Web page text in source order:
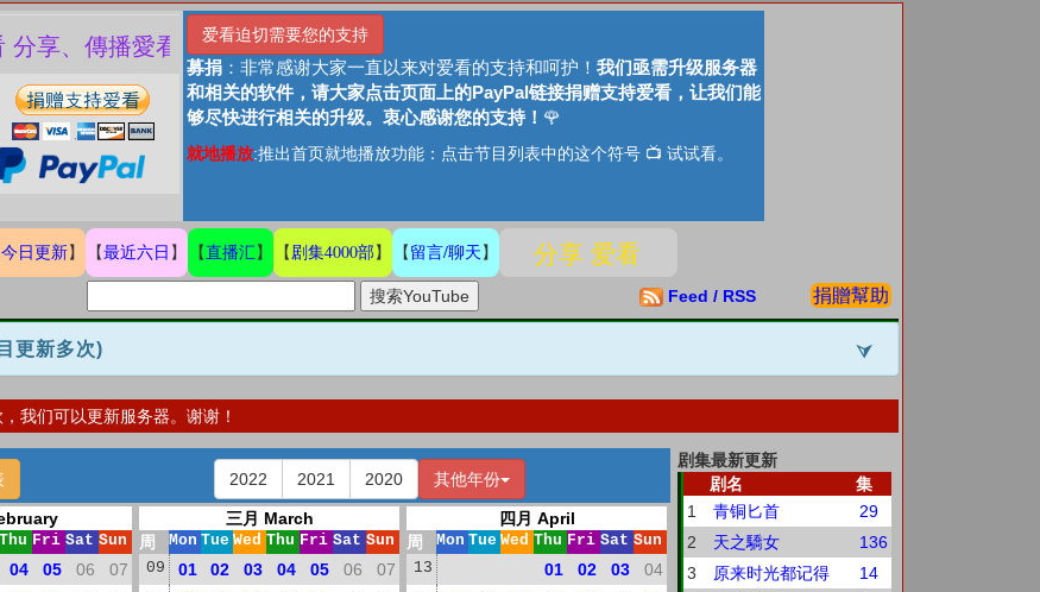
分享、傳播愛看 ❤️爱看迫切需要您的支持
募捐 ：非常感谢大家一直以来对爱看的支持和呵护！ 我们亟需升级服务器
和相关的软件，请大家点击页面上的PayPal链接捐赠支持爱看，让我们能
够尽快进行相关的升级。衷心感谢您的支持！ 🌹
就地播放:推出首页就地播放功能：点击节目列表中的这个符号 📺 试试看。
今日更新】 【最近六日 】 【直播汇】 【剧集4000部】 【留言/聊天】 分享 爱看
Feed / RSS 捐贈幫助
更新多次)
我们可以更新服务器。谢谢！
2022 2021 2020 其他年份
Thu Fri Sat Sun
04 05 06 07
三月 March
周
Mon Tue Wed Thu Fri Sat Sun
09
01 02 03 04 05 06 07
四月 April
周
Mon Tue Wed Thu Fri Sat Sun
13
01 02 03 04
剧集最新更新
剧名
集
1
青铜匕首
29
2
天之驕女
136
3
原来时光都记得
14